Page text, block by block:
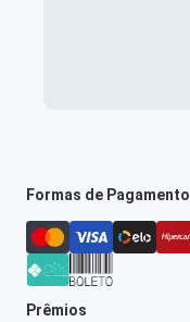
Formas de Pagamento
Prêmios